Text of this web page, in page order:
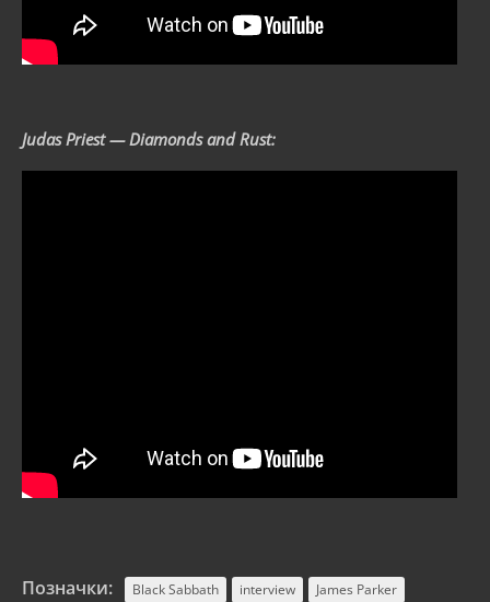
Judas Priest — Diamonds and Rust:
Позначки: Black Sabbath interview
James Parker